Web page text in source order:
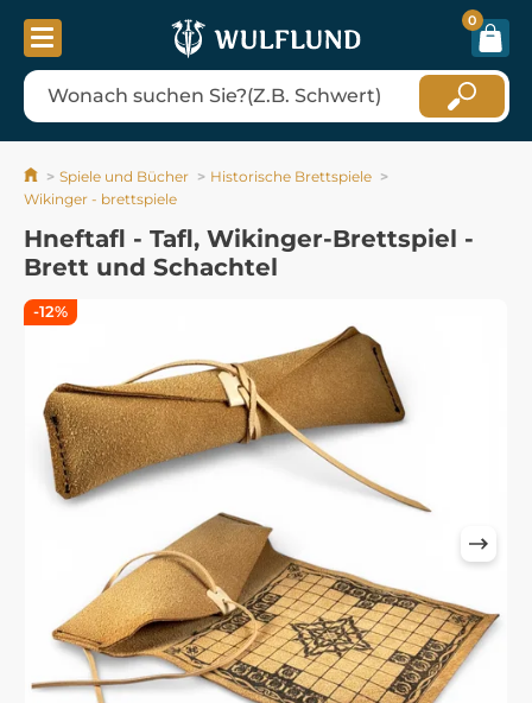
0
Spiele und Bücher
Historische Brettspiele
Wikinger - brettspiele
Hneftafl - Tafl, Wikinger-Brettspiel -
Brett und Schachtel
-12%